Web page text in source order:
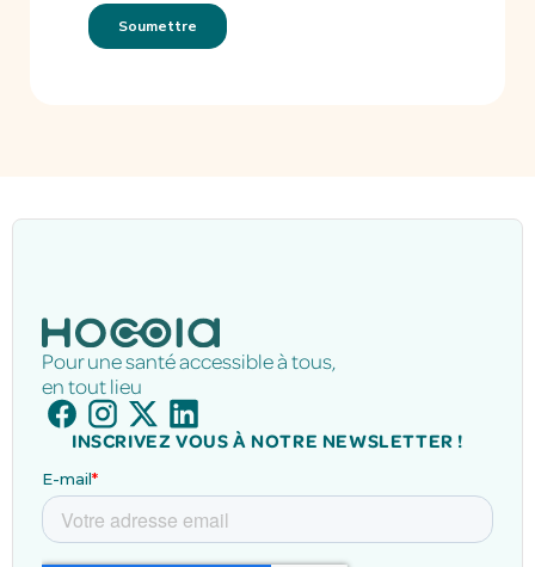
Pour une santé accessible à tous,
en tout lieu
INSCRIVEZ VOUS À NOTRE NEWSLETTER !